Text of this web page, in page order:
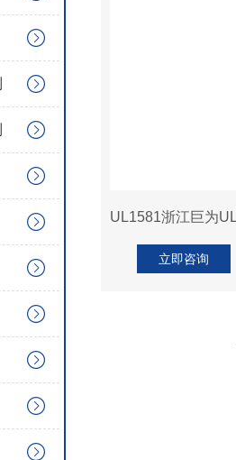
立即咨询